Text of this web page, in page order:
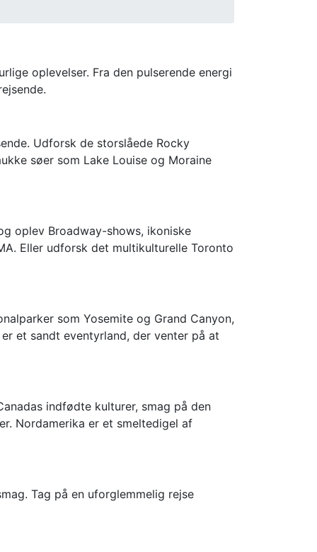
oplevelser. Fra den pulserende energi
Udforsk de storslåede Rocky
søer som Lake Louise og Moraine
oplev Broadway-shows, ikoniske
Eller udforsk det multikulturelle Toronto
som Yosemite og Grand Canyon,
et sandt eventyrland, der venter på at
indfødte kulturer, smag på den
Nordamerika er et smeltedigel af
Tag på en uforglemmelig rejse